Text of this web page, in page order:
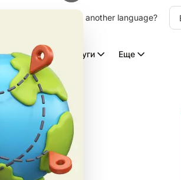
language. Choose another language?
Видео с ИИ Услуги Еще